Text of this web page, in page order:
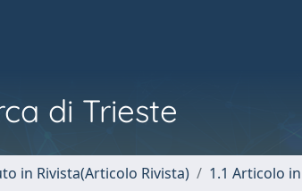
di Trieste
in Rivista(Articolo Rivista) 1.1 Articolo